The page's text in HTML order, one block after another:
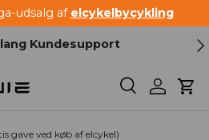
udsalg af elcykelbycykling
Kundesupport
Søg Log ind
gave ved køb af elcykel)